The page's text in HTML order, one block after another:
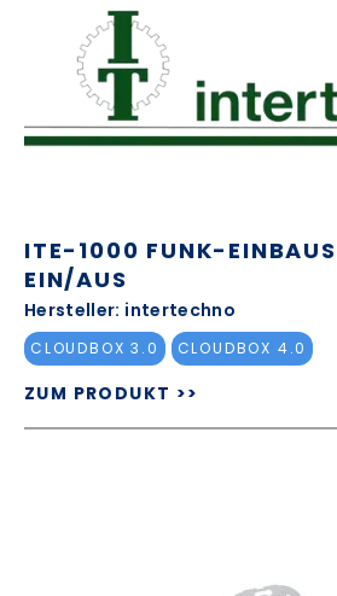
ITE-1000 FUNK-
EIN/AUS
Hersteller: intertechno
CLOUDBOX 3.0 CLOUDBOX 4.0
ZUM PRODUKT >>